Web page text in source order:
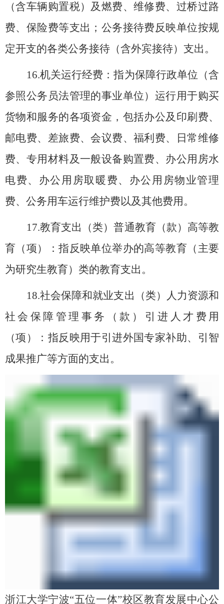
（含车辆购置税）及燃费、维修费、过桥过路
费、保险费等支出；公务接待费反映单位按规
定开支的各类公务接待（含外宾接待）支出。
16.机关运行经费：指为保障行政单位（含
参照公务员法管理的事业单位）运行用于购买
货物和服务的各项资金，包括办公及印刷费、
邮电费、差旅费、会议费、福利费、日常维修
费、专用材料及一般设备购置费、办公用房水
电费、办公用房取暖费、办公用房物业管理
费、公务用车运行维护费以及其他费用。
17.教育支出（类）普通教育（款）高等教
育（项）：指反映单位举办的高等教育（主要
为研究生教育）类的教育支出。
18.社会保障和就业支出（类）人力资源和
社会保障管理事务（款）引进人才费用
（项）：指反映用于引进外国专家补助、引智
成果推广等方面的支出。
浙江大学宁波“五位一体”校区教育发展中心公